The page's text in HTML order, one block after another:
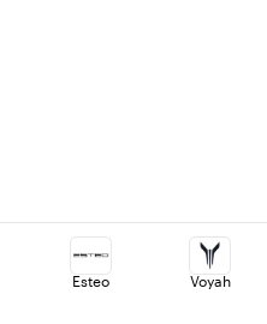
Esteo Voyah